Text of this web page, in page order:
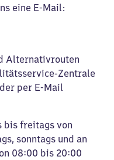
eine E-Mail:
Alternativrouten
Zentrale
per E-Mail
bis freitags von
sonntags und an
08:00 bis 20:00